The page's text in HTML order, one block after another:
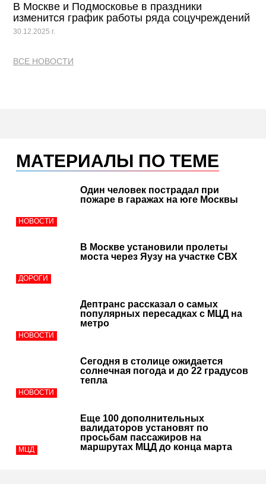
В Москве и Подмосковье в праздники
изменится график работы ряда соцучреждений
30.12.2025 г.
ВСЕ НОВОСТИ
МАТЕРИАЛЫ ПО ТЕМЕ
НОВОСТИ
Один человек пострадал при
пожаре в гаражах на юге Москвы
ДОРОГИ
В Москве установили пролеты
моста через Яузу на участке СВХ
НОВОСТИ
Дептранс рассказал о самых
популярных пересадках с МЦД на
метро
НОВОСТИ
Сегодня в столице ожидается
солнечная погода и до 22 градусов
тепла
МЦД
Еще 100 дополнительных
валидаторов установят по
просьбам пассажиров на
маршрутах МЦД до конца марта